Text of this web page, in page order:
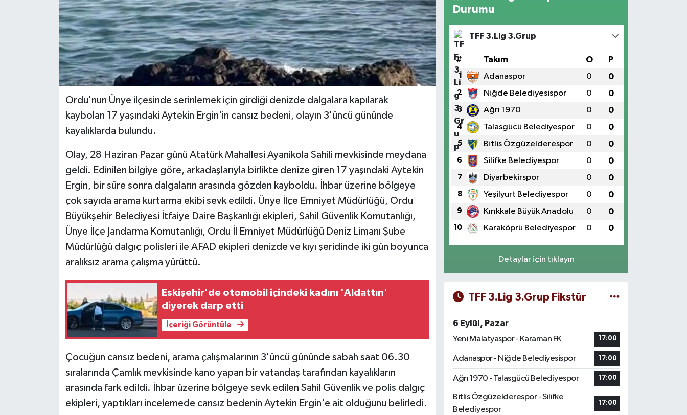
Ordu'nun Ünye ilçesinde serinlemek için girdiği denizde dalgalara kapılarak
kaybolan 17 yaşındaki Aytekin Ergin'in cansız bedeni, olayın 3'üncü gününde
kayalıklarda bulundu.
Olay, 28 Haziran Pazar günü Atatürk Mahallesi Ayanikola Sahili mevkisinde meydana
geldi. Edinilen bilgiye göre, arkadaşlarıyla birlikte denize giren 17 yaşındaki Aytekin
Ergin, bir süre sonra dalgaların arasında gözden kayboldu. İhbar üzerine bölgeye
çok sayıda arama kurtarma ekibi sevk edildi. Ünye İlçe Emniyet Müdürlüğü, Ordu
Büyükşehir Belediyesi İtfaiye Daire Başkanlığı ekipleri, Sahil Güvenlik Komutanlığı,
Ünye İlçe Jandarma Komutanlığı, Ordu İl Emniyet Müdürlüğü Deniz Limanı Şube
Müdürlüğü dalgıç polisleri ile AFAD ekipleri denizde ve kıyı şeridinde iki gün boyunca
aralıksız arama çalışma yürüttü.
Eskişehir'de otomobil içindeki kadını 'Aldattın'
diyerek darp etti
İçeriği Görüntüle
Çocuğun cansız bedeni, arama çalışmalarının 3'üncü gününde sabah saat 06.30
sıralarında Çamlık mevkisinde kano yapan bir vatandaş tarafından kayalıkların
arasında fark edildi. İhbar üzerine bölgeye sevk edilen Sahil Güvenlik ve polis dalgıç
ekipleri, yaptıkları incelemede cansız bedenin Aytekin Ergin'e ait olduğunu belirledi.
Durumu
TFF 3.Lig 3.Grup
# Takım O P
1 Adanaspor 0 0
2 Niğde Belediyesispor 0 0
3 Ağrı 1970 0 0
4 Talasgücü Belediyespor 0 0
5 Bitlis Özgüzelderespor 0 0
6 Silifke Belediyespor 0 0
7 Diyarbekirspor 0 0
8 Yeşilyurt Belediyespor 0 0
9 Kırıkkale Büyük Anadolu 0 0
10 Karaköprü Belediyespor 0 0
Detaylar için tıklayın
TFF 3.Lig 3.Grup Fikstür
6 Eylül, Pazar
Yeni Malatyaspor - Karaman FK
17:00
Adanaspor - Niğde Belediyesispor 17:00
Ağrı 1970 - Talasgücü Belediyespor 17:00
Bitlis Özgüzelderespor - Silifke
Belediyespor
17:00